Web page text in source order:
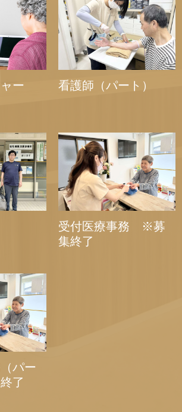
ー
看護師（パート）
受付医療事務 ※募
集終了
パー
了